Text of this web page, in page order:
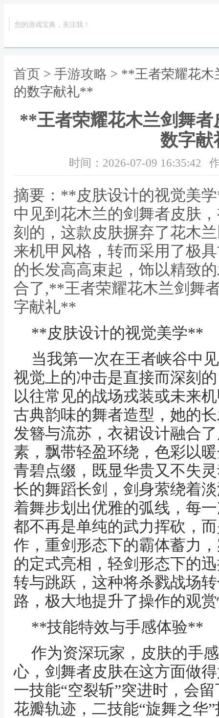
您的游戏宝典，关注我！
首页 > 手游攻略 > **王者荣耀花木
的数字献礼**
**王者荣耀花木兰剑舞
数字
时间：2026-07-09 16:35:42
摘要：**皮肤设计的视觉美
中见到花木兰的剑舞者皮肤
刻的，这款皮肤摒弃了花木
来机甲风格，转而采用了极
的长发高高束起，饰以精致
合了,**王者荣耀花木兰剑舞
字献礼**
**皮肤设计的视觉美学**
当我第一次在王者峡谷中
视觉上的冲击是直接而深刻
以往常见的战场戎装或未来
古典韵味的舞者造型，她的
发簪与流苏，衣裙设计融合
素，飘带轻盈环绕，色彩以
青碧点缀，既显华贵又不失
长的舞蹈长剑，剑身萦绕着
着舞步划出优雅的弧线，每
都不再是单纯的武力挥砍，
作，重剑形态下的霸体蓄力
的定式亮相，轻剑形态下的
转与跳跃，这种将杀戮战场
路，极大地提升了操作的观
**技能特效与手感体验**
作为资深玩家，皮肤的手
心，剑舞者皮肤在这方面做
一技能“空裂斩”突进时，会
花瓣轨迹，二技能“旋舞之华